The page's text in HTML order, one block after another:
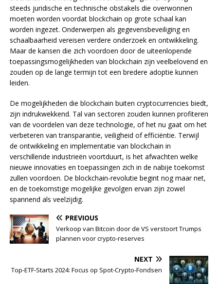
steeds juridische en technische obstakels die overwonnen
moeten worden voordat blockchain op grote schaal kan
worden ingezet. Onderwerpen als gegevensbeveiliging en
schaalbaarheid vereisen verdere onderzoek en ontwikkeling.
Maar de kansen die zich voordoen door de uiteenlopende
toepassingsmogelijkheden van blockchain zijn veelbelovend en
zouden op de lange termijn tot een bredere adoptie kunnen
leiden.
De mogelijkheden die blockchain buiten cryptocurrencies biedt,
zijn indrukwekkend. Tal van sectoren zouden kunnen profiteren
van de voordelen van deze technologie, of het nu gaat om het
verbeteren van transparantie, veiligheid of efficiëntie. Terwijl
de ontwikkeling en implementatie van blockchain in
verschillende industrieën voortduurt, is het afwachten welke
nieuwe innovaties en toepassingen zich in de nabije toekomst
zullen voordoen. De blockchain-revolutie begint nog maar net,
en de toekomstige mogelijke gevolgen ervan zijn zowel
spannend als veelzijdig.
PREVIOUS
Verkoop van Bitcoin door de VS verstoort Trumps
plannen voor crypto-reserves
NEXT
Top-ETF-Starts 2024: Focus op Spot-Crypto-Fondsen